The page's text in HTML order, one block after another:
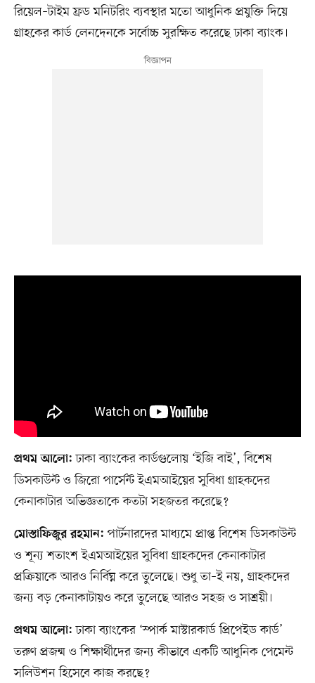
রিয়েল–টাইম ফ্রড মনিটরিং ব্যবস্থার মতো আধুনিক প্রযুক্তি দিয়ে
গ্রাহকের কার্ড লেনদেনকে সর্বোচ্চ সুরক্ষিত করেছে ঢাকা ব্যাংক।
প্রথম আলো: ঢাকা ব্যাংকের কার্ডগুলোয় ‘ইজি বাই’, বিশেষ
ডিসকাউন্ট ও জিরো পার্সেন্ট ইএমআইয়ের সুবিধা গ্রাহকদের
কেনাকাটার অভিজ্ঞতাকে কতটা সহজতর করেছে?
মোস্তাফিজুর রহমান: পার্টনারদের মাধ্যমে প্রাপ্ত বিশেষ ডিসকাউন্ট
ও শূন্য শতাংশ ইএমআইয়ের সুবিধা গ্রাহকদের কেনাকাটার
প্রক্রিয়াকে আরও নির্বিঘ্ন করে তুলেছে। শুধু তা–ই নয়, গ্রাহকদের
জন্য বড় কেনাকাটায়ও করে তুলেছে আরও সহজ ও সাশ্রয়ী।
প্রথম আলো: ঢাকা ব্যাংকের ‘স্পার্ক মাস্টারকার্ড প্রিপেইড কার্ড’
তরুণ প্রজন্ম ও শিক্ষার্থীদের জন্য কীভাবে একটি আধুনিক পেমেন্ট
সলিউশন হিসেবে কাজ করছে?